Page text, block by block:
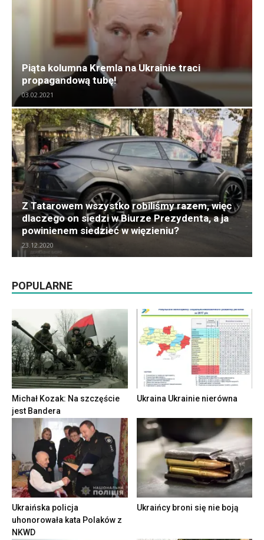
Piąta kolumna Kremla na Ukrainie traci
propagandową tubę!
03.02.2021
Z Tatarowem wszystko robiliśmy razem, więc
dlaczego on siedzi w Biurze Prezydenta, a ja
powinienem siedzieć w więzieniu?
23.12.2020
POPULARNE
Michał Kozak: Na szczęście
jest Bandera
Ukraina Ukrainie nierówna
Ukraińska policja
uhonorowała kata Polaków z
NKWD
Ukraińcy broni się nie boją